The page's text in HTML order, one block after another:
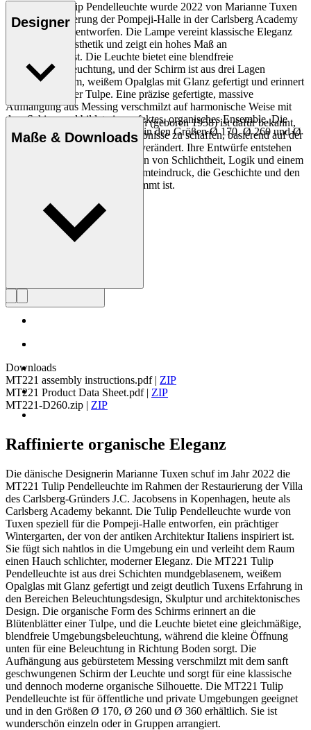
Die MT221 Tulip Pendelleuchte wurde 2022 von Marianne Tuxen
für die Restaurierung der Pompeji-Halle in der Carlsberg Academy
in Kopenhagen entworfen. Die Lampe vereint klassische Eleganz
mit moderner Ästhetik und zeigt ein hohes Maß an
Handwerkskunst. Die Leuchte bietet eine blendfreie
Umgebungsbeleuchtung, und der Schirm ist aus drei Lagen
mundgeblasenem, weißem Opalglas mit Glanz gefertigt und erinnert
an die Form einer Tulpe. Eine präzise gefertigte, massive
Aufhängung aus Messing verschmilzt auf harmonische Weise mit
dem Schirm und bildet ein perfektes, organisches Ensemble. Die
MT221 Tulip Pendelleuchte ist in den Größen Ø 170, Ø 260 und Ø
360 erhältlich.
Designer
Die Designerin Marianne Tuxen (geboren 1958) ist dafür bekannt,
mit ihren Leuchten schöne Erlebnisse zu schaffen, basierend auf der
Überzeugung, dass Licht alles verändert. Ihre Entwürfe entstehen
auf der Grundlage der Prinzipien von Schlichtheit, Logik und einem
tiefen Verständnis für den Gesamteindruck, die Geschichte und den
Raum, für den ihr Design bestimmt ist.
Profil Marianne Tuxen
Maße & Downloads
Downloads
MT221 assembly instructions.pdf| ZIP
MT221 Product Data Sheet.pdf| ZIP
MT221-D260.zip | ZIP
Raffinierte organische Eleganz
Die dänische Designerin Marianne Tuxen schuf im Jahr 2022 die
MT221 Tulip Pendelleuchte im Rahmen der Restaurierung der Villa
des Carlsberg-Gründers J.C. Jacobsens in Kopenhagen, heute als
Carlsberg Academy bekannt. Die Tulip Pendelleuchte wurde von
Tuxen speziell für die Pompeji-Halle entworfen, ein prächtiger
Wintergarten, der von der antiken Architektur Italiens inspiriert ist.
Sie fügt sich nahtlos in die Umgebung ein und verleiht dem Raum
einen Hauch schlichter, moderner Eleganz. Die MT221 Tulip
Pendelleuchte ist aus drei Schichten mundgeblasenem, weißem
Opalglas mit Glanz gefertigt und zeigt deutlich Tuxens Erfahrung in
den Bereichen Beleuchtungsdesign, Skulptur und architektonisches
Design. Die organische Form des Schirms erinnert an die
Blütenblätter einer Tulpe, und die Leuchte bietet eine gleichmäßige,
blendfreie Umgebungsbeleuchtung, während die kleine Öffnung
unten für eine Beleuchtung in Richtung Boden sorgt. Die
Aufhängung aus gebürstetem Messing verschmilzt mit dem sanft
geschwungenen Schirm der Leuchte und sorgt für eine klassische
und dennoch moderne organische Silhouette. Die MT221 Tulip
Pendelleuchte ist für öffentliche und private Umgebungen geeignet
und in den Größen Ø 170, Ø 260 und Ø 360 erhältlich. Sie ist
wunderschön einzeln oder in Gruppen arrangiert.